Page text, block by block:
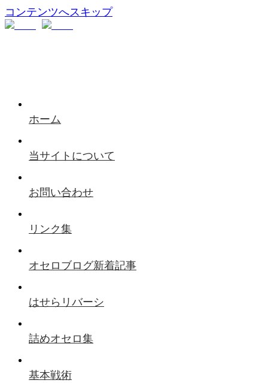
コンテンツへスキップ
ホーム
当サイトについて
お問い合わせ
リンク集
オセロブログ新着記事
はせらリバーシ
詰めオセロ集
基本戦術